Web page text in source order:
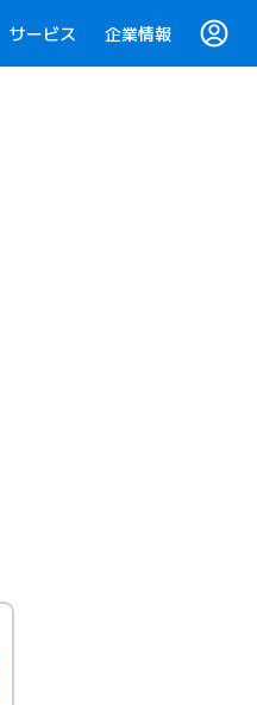
サービス 企業情報